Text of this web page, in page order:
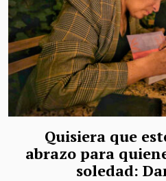
Quisiera que
abrazo para
soledad: